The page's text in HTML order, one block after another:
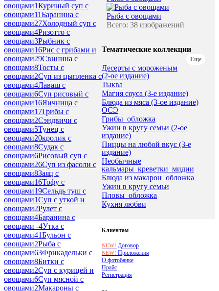
овощами1Куриный суп с
овощами11Баранина с
овощами27Холодный суп с
овощами4Ризотто с
овощами3Рыбник с
овощами16Рис с грибами и
овощами29Свинина с
овощами8Тосты с
овощами2Суп из цыпленка с
овощами4Лаваш с
овощами6Суп рисовый с
овощами16Яичница с
овощами17Грибы с
овощами2Сэндвичи с
овощами5Тунец с
овощами20кролик с
овощами8Судак с
овощами6Рисовый суп с
овощами26Суп из фасоли с
овощами8Заяц с
овощами16Тофу с
овощами19Сельдь туш с
овощами1Суп с уткой и
овощами2Рулет с
овощами4Баранина с
овощами -4Утка с
овощами41Бульон с
овощами2Рыба с
овощами63Фрикадельки с
овощами8Битки с
овощами2Суп с курицей и
овощами6Суп мясной с
овощами2Макароны с
Рыба с овощами
Всего: 38 изображений
Тематические коллекции
Еще
Десерты с мороженым
(2-ое издание)
Тыква
Магия соуса (3-е издание)
Блюда из мяса (3-ое издание)
ОСЭ
Грибы_обложка
Ужин в кругу семьи (2-ое
издание)
Пиццы на любой вкус (3-е
издание)
Необычные
кальмары_креветки_мидии
Блюда из макарон_обложка
Ужин в кругу семьи
Пловы_обложка
Кухня любви
Клиентам
NEW! Договор
NEW! Приложения
О фотобанке
Прайс
Регистрация